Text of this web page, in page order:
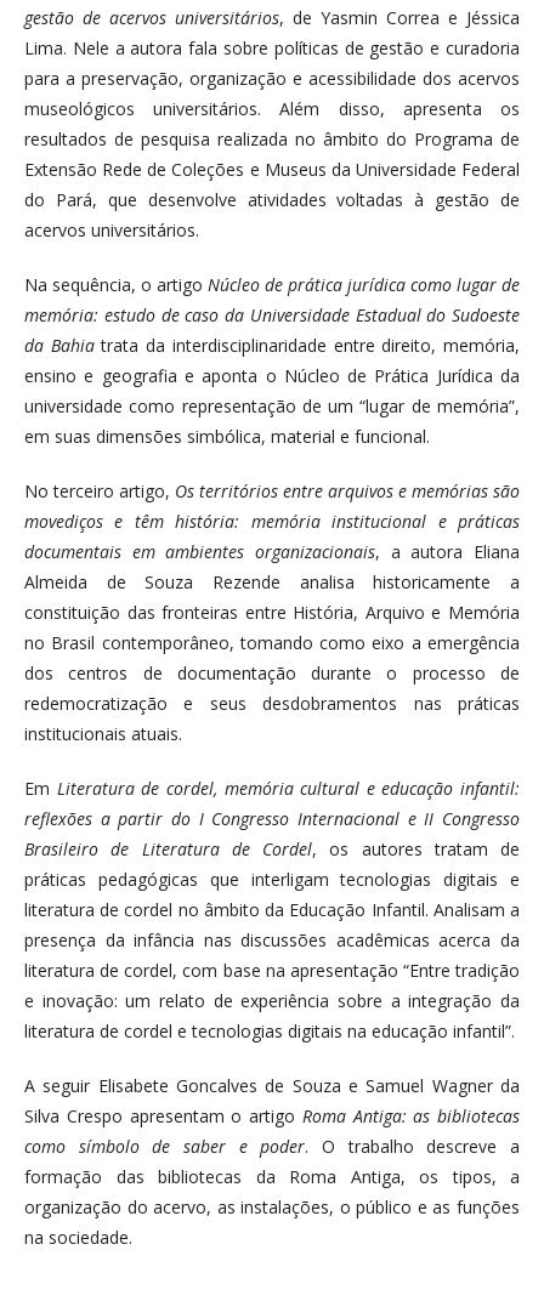
gestão de acervos universitários, de Yasmin Correa e Jéssica
Lima. Nele a autora fala sobre políticas de gestão e curadoria
para a preservação, organização e acessibilidade dos acervos
museológicos universitários. Além disso, apresenta os
resultados de pesquisa realizada no âmbito do Programa de
Extensão Rede de Coleções e Museus da Universidade Federal
do Pará, que desenvolve atividades voltadas à gestão de
acervos universitários.
Na sequência, o artigo Núcleo de prática jurídica como lugar de
memória: estudo de caso da Universidade Estadual do Sudoeste
da Bahiatrata da interdisciplinaridade entre direito, memória,
ensino e geografia e aponta o Núcleo de Prática Jurídica da
universidade como representação de um “lugar de memória”,
em suas dimensões simbólica, material e funcional.
No terceiro artigo, Os territórios entre arquivos e memórias são
movediços e têm história: memória institucional e práticas
documentais em ambientes organizacionais, a autora Eliana
Almeida de Souza Rezende analisa historicamente a
constituição das fronteiras entre História, Arquivo e Memória
no Brasil contemporâneo, tomando como eixo a emergência
dos centros de documentação durante o processo de
redemocratização e seus desdobramentos nas práticas
institucionais atuais.
Em Literatura de cordel, memória cultural e educação infantil:
reflexões a partir do I Congresso Internacional e II Congresso
Brasileiro de Literatura de Cordel, os autores tratam de
práticas pedagógicas que interligam tecnologias digitais e
literatura de cordel no âmbito da Educação Infantil. Analisam a
presença da infância nas discussões acadêmicas acerca da
literatura de cordel, com base na apresentação “Entre tradição
e inovação: um relato de experiência sobre a integração da
literatura de cordel e tecnologias digitais na educação infantil”.
A seguir Elisabete Goncalves de Souza e Samuel Wagner da
Silva Crespo apresentam o artigo Roma Antiga: as bibliotecas
como símbolo de saber e poder. O trabalho descreve a
formação das bibliotecas da Roma Antiga, os tipos, a
organização do acervo, as instalações, o público e as funções
na sociedade.